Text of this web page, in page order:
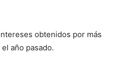
obtenidos por más
año pasado.